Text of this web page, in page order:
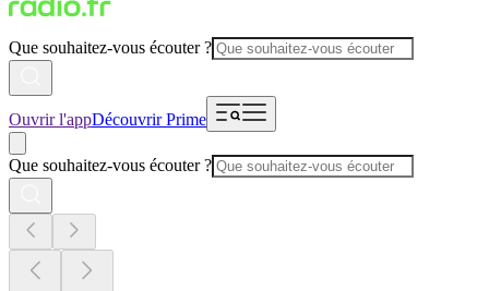
Que souhaitez-vous écouter ?
Ouvrir l'appDécouvrir Prime
Que souhaitez-vous écouter ?